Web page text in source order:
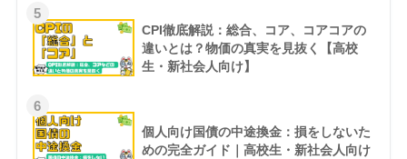
5
CPI徹底解説：総合、コア、コアコアの
違いとは？物価の真実を見抜く【高校
生・新社会人向け】
6
個人向け国債の中途換金：損をしないた
めの完全ガイド｜高校生・新社会人向け